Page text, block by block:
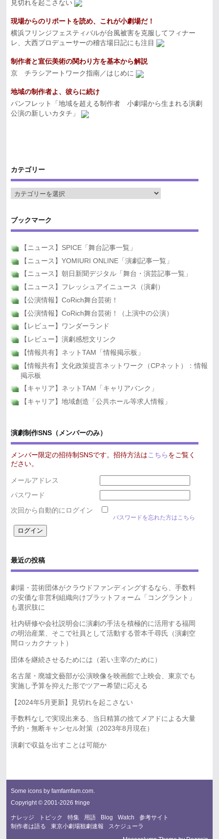
見切れを起こさない
現場からのリポートを読め、これが小劇場だ！
横浜フリンジフェスティバルが台風被害を克服してフィナー
レ、大西プロデューサーの稽古場日記にも注目
制作者と宣伝美術の関わり方を基本から解説
京 チラシアートワーク指南／はじめに
地域の制作者よ、彼らに続け
パンフレット「地域を超える制作者 小劇場から生まれる演劇
公演の新しいカタチ」
カテゴリー
ブックマーク
【ニュース】SPICE「舞台記事一覧」
【ニュース】YOMIURI ONLINE「演劇記事一覧」
【ニュース】朝日新聞デジタル「舞台・演芸記事一覧」
【ニュース】フレッシュアイニュース（演劇）
【公演情報】CoRich舞台芸術！
【公演情報】CoRich舞台芸術！（上演中の公演）
【レビュー】ワンダーランド
【レビュー】演劇感想文リンク
【情報共有】ネットTAM「情報掲示板」
【情報共有】文化政策提言ネットワーク（CPネット）：情報
掲示板
【キャリア】ネットTAM「キャリアバンク」
【キャリア】地域創造「公共ホール等求人情報」
演劇制作SNS（メンバーのみ）
メンバー限定の招待制SNSです。招待方法は こちら をご覧く
ださい。
メールアドレス
パスワード
次回から自動的にログイン
パスワードを忘れた方はこちら
最近の投稿
劇場・芸術団体がクラウドファンディングするなら、手数料
の安価な非営利組織向けプラットフォーム「コングラント」
も選択肢に
社内研修や会社説明会に演劇の手法を積極的に活用する福岡
の明治産業、そこで社員として活動する菅本千尋氏（演劇空
間ロッカクナット）
団体を継続させるためには（若い主宰のために）
名古屋・廃墟文藝部が公演映像を映画館で上映会、東京でも
実施し予算を抑えた形でツアー希望に応える
【2024年5月更新】見切れを起こさない
手数料なしで実現出来る、当日精算の捨てメアドによる大量
予約・無断キャンセル対策（2023年8月現在）
演劇で収益を出すことは可能か
Some icons by famfamfam.com.
Copyright © 2001-2026 fringe
ナレッジ トピック 特集 用語 Blog Watch
参考サイト
制作者は語る
東京小劇場観劇速報
スケジューラ